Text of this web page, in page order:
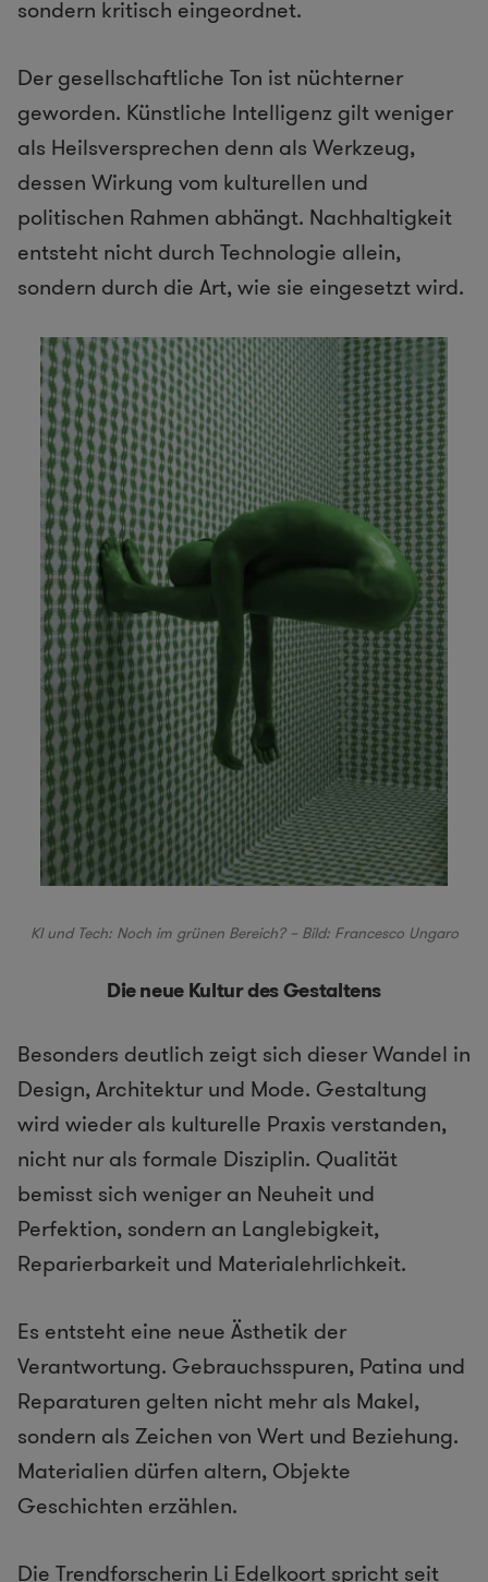
sondern kritisch eingeordnet.
Der gesellschaftliche Ton ist nüchterner
geworden. Künstliche Intelligenz gilt weniger
als Heilsversprechen denn als Werkzeug,
dessen Wirkung vom kulturellen und
politischen Rahmen abhängt. Nachhaltigkeit
entsteht nicht durch Technologie allein,
sondern durch die Art, wie sie eingesetzt wird.
KI und Tech: Noch im grünen Bereich? – Bild: Francesco Ungaro
Die neue Kultur des Gestaltens
Besonders deutlich zeigt sich dieser Wandel in
Design, Architektur und Mode. Gestaltung
wird wieder als kulturelle Praxis verstanden,
nicht nur als formale Disziplin. Qualität
bemisst sich weniger an Neuheit und
Perfektion, sondern an Langlebigkeit,
Reparierbarkeit und Materialehrlichkeit.
Es entsteht eine neue Ästhetik der
Verantwortung. Gebrauchsspuren, Patina und
Reparaturen gelten nicht mehr als Makel,
sondern als Zeichen von Wert und Beziehung.
Materialien dürfen altern, Objekte
Geschichten erzählen.
Die Trendforscherin Li Edelkoort spricht seit